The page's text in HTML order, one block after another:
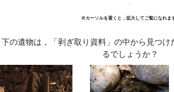
※カーソルを置くと，拡大してご覧になれま
遺物は，「剥ぎ取り資料」の中から見つけ
るでしょうか？